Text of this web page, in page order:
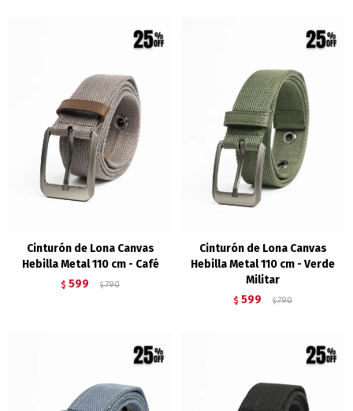
Cinturón de Lona Canvas
Hebilla Metal 110 cm - Café
$ 599 $ 790
Cinturón de Lona Canvas
Hebilla Metal 110 cm - Verde
Militar
$ 599 $ 790